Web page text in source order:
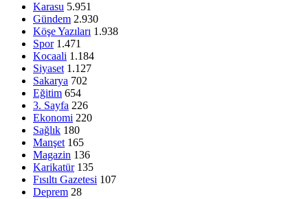
Karasu 5.951
Gündem 2.930
Köşe Yazıları 1.938
Spor 1.471
Kocaali 1.184
Siyaset 1.127
Sakarya 702
Eğitim 654
3. Sayfa 226
Ekonomi 220
Sağlık 180
Manşet 165
Magazin 136
Karikatür 135
Fısıltı Gazetesi 107
Deprem 28